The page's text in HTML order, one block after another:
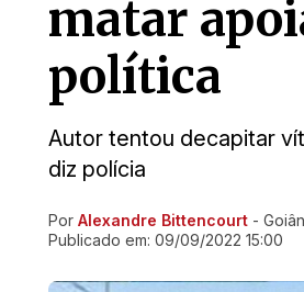
matar
política
Autor tentou decapitar
diz polícia
Ir direto pra matéria
Por Alexandre Bittencourt -
Publicado em: 09/09/2022 15:00